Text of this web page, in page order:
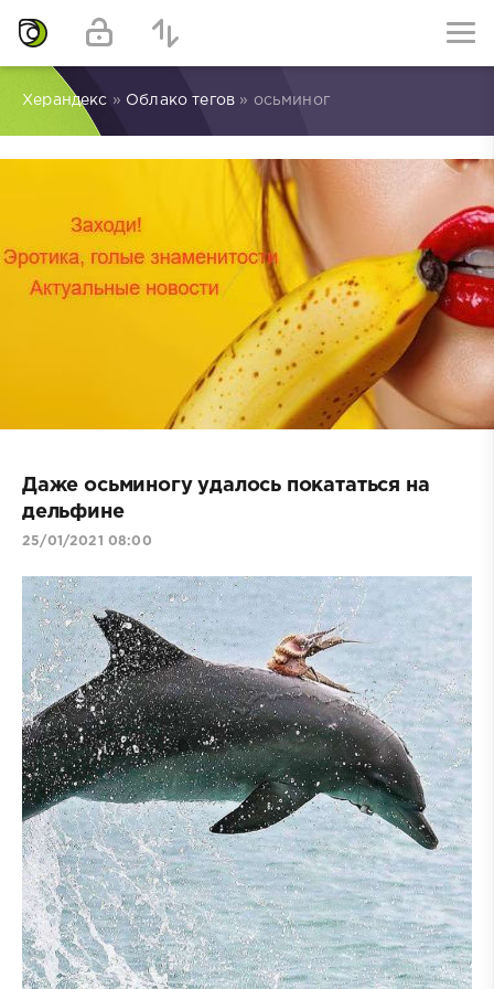
Херандекс » Облако тегов » осьминог
Даже осьминогу удалось покататься на
дельфине
25/01/2021 08:00